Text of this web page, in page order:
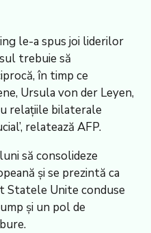
le-a spus joi liderilor
trebuie să
în timp ce
Ursula von der Leyen,
relațiile bilaterale
relatează AFP.
să consolideze
și se prezintă ca
Statele Unite conduse
și un pol de